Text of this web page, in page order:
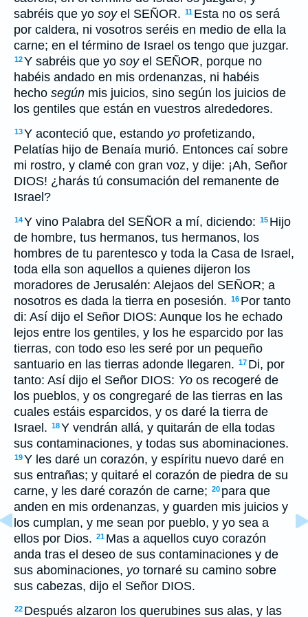
sabréis que yo soyel SEÑOR. 11 Esta no os será
por caldera, ni vosotros seréis en medio de ella la
carne; en el término de Israel os tengo que juzgar.
12Y sabréis que yo soyel SEÑOR, porque no
habéis andado en mis ordenanzas, ni habéis
hecho según mis juicios, sino según los juicios de
los gentiles que están en vuestros alrededores.
13Y aconteció que, estando yo profetizando,
Pelatías hijo de Benaía murió. Entonces caí sobre
mi rostro, y clamé con gran voz, y dije: ¡Ah, Señor
DIOS! ¿harás tú consumación del remanente de
Israel?
14Y vino Palabra del SEÑOR a mí, diciendo: 15 Hijo
de hombre, tus hermanos, tus hermanos, los
hombres de tu parentesco y toda la Casa de Israel,
toda ella son aquellos a quienes dijeron los
moradores de Jerusalén: Alejaos del SEÑOR; a
nosotros es dada la tierra en posesión. 16 Por tanto
di: Así dijo el Señor DIOS: Aunque los he echado
lejos entre los gentiles, y los he esparcido por las
tierras, con todo eso les seré por un pequeño
santuario en las tierras adonde llegaren. 17 Di, por
tanto: Así dijo el Señor DIOS: Yo os recogeré de
los pueblos, y os congregaré de las tierras en las
cuales estáis esparcidos, y os daré la tierra de
Israel. 18Y vendrán allá, y quitarán de ella todas
sus contaminaciones, y todas sus abominaciones.
19Y les daré un corazón, y espíritu nuevo daré en
sus entrañas; y quitaré el corazón de piedra de su
carne, y les daré corazón de carne; 20 para que
anden en mis ordenanzas, y guarden mis juicios y
los cumplan, y me sean por pueblo, y yo sea a
ellos por Dios. 21 Mas a aquellos cuyo corazón
anda tras el deseo de sus contaminaciones y de
sus abominaciones, yo tornaré su camino sobre
sus cabezas, dijo el Señor DIOS.
22 Después alzaron los querubines sus alas, y las